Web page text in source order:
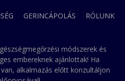
GERINCÁPOLÁS RÓLUNK
módszerek és
embereknek ajánlottak! Ha
alkalmazás előtt konzultáljon